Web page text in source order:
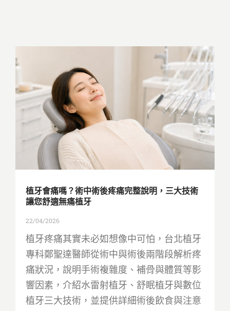
植牙會痛嗎？術中術後疼痛完整說明，三大技術
讓您舒適無痛植牙
22/04/2026
植牙疼痛其實未必如想像中可怕，台北植牙
專科鄭聖達醫師從術中與術後兩階段解析疼
痛狀況，說明手術複雜度、補骨與體質等影
響因素，介紹水雷射植牙、舒眠植牙與數位
植牙三大技術，並提供詳細術後飲食與注意